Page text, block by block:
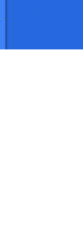
.